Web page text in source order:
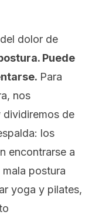
dolor de
Puede
Para
nos
dividiremos de
los
encontrarse a
postura
yoga y pilates,